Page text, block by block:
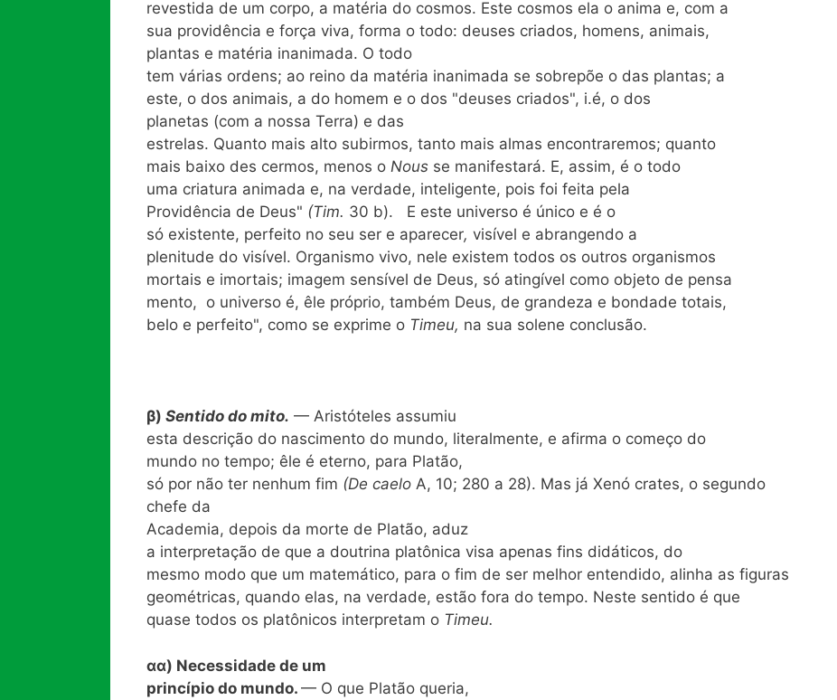
revestida de um corpo, a matéria do cosmos. Este cosmos ela o anima e, com a
sua providência e força viva, forma o todo: deuses criados, homens, animais,
plantas e matéria inanimada. O todo
tem várias ordens; ao reino da matéria inanimada se sobrepõe o das plantas; a
este, o dos animais, a do homem e o dos "deuses criados", i.é, o dos
planetas (com a nossa Terra) e das
estrelas. Quanto mais alto subirmos, tanto mais almas encontraremos; quanto
mais baixo des cermos, menos o Nous se manifestará. E, assim, é o todo
uma criatura animada e, na verdade, inteligente, pois foi feita pela
Providência de Deus" (Tim. 30 b). E este universo é único e é o
só existente, perfeito no seu ser e aparecer, visível e abrangendo a
plenitude do visível. Organismo vivo, nele existem todos os outros organismos
mortais e imortais; imagem sensível de Deus, só atingível como objeto de pensa
mento, o universo é, êle próprio, também Deus, de grandeza e bondade totais,
belo e perfeito", como se exprime o Timeu, na sua solene conclusão.
β) Sentido do mito. — Aristóteles assumiu
esta descrição do nascimento do mundo, literalmente, e afirma o começo do
mundo no tempo; êle é eterno, para Platão,
só por não ter nenhum fim (De caelo A, 10; 280 a 28). Mas já Xenó crates, o segundo
chefe da
Academia, depois da morte de Platão, aduz
a interpretação de que a doutrina platônica visa apenas fins didáticos, do
mesmo modo que um matemático, para o fim de ser melhor entendido, alinha as figuras
geométricas, quando elas, na verdade, estão fora do tempo. Neste sentido é que
quase todos os platônicos interpretam o Timeu.
αα) Necessidade de um
princípio do mundo. — O que Platão queria,